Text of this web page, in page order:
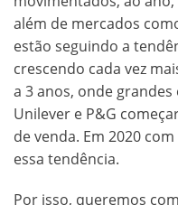
além de mercados
estão seguindo a
crescendo cada vez
a 3 anos, onde
Unilever e P&G
de venda. Em 2020
essa tendência.
Por isso, queremos